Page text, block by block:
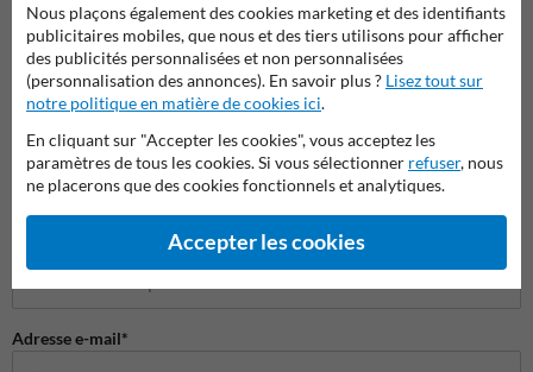
Poser votre question à Panneausignalisation.be
Nom*
Adresse e-mail*
Nous plaçons également des cookies marketing et des identifiants
publicitaires mobiles, que nous et des tiers utilisons pour afficher
des publicités personnalisées et non personnalisées
(personnalisation des annonces). En savoir plus ? Lisez tout sur
notre politique en matière de cookies ici.
En cliquant sur "Accepter les cookies", vous acceptez les
paramètres de tous les cookies. Si vous sélectionner refuser, nous
ne placerons que des cookies fonctionnels et analytiques.
Accepter les cookies